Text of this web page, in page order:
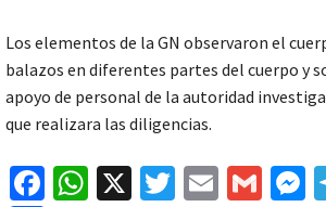
Los elementos de la GN observaron el
balazos en diferentes partes del cuerpo y
apoyo de personal de la autoridad
que realizara las diligencias.
Fa W X
T
E
G